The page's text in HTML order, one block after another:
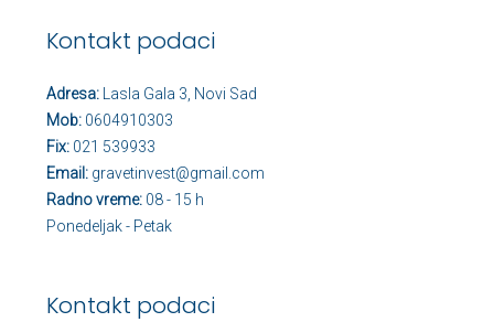
Kontakt podaci
Adresa: Lasla Gala 3, Novi Sad
Mob: 0604910303
Fix: 021 539933
Email: gravetinvest@gmail.com
Radno vreme: 08 - 15 h
Ponedeljak - Petak
Kontakt podaci